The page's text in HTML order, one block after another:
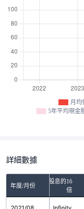
月均
5年平均現金
詳細數據
年度/月份
5年平均現金股息的16
倍